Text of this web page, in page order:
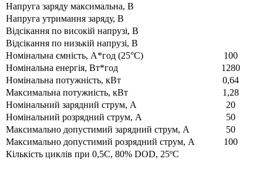
Напруга заряду максимальна, В
Напруга утримання заряду, В
Відсікання по високій напрузі, В
Відсікання по низькій напрузі, В
Номінальна ємність, А*год (25°C)
100
Номінальна енергія, Вт*год
1280
Номінальна потужність, кВт
0,64
Максимальна потужність, кВт
1,28
Номінальний зарядний струм, А
20
Номінальний розрядний струм, А
50
Максимально допустимий зарядний струм, А
50
Максимально допустимий розрядний струм, А
100
Кількість циклів при 0,5C, 80% DOD, 25ºC